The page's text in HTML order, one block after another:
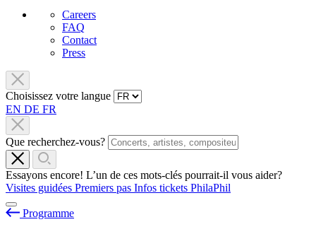
Careers
FAQ
Contact
Press
Choisissez votre langue
EN DE FR
Que recherchez-vous?
Essayons encore! L’un de ces mots-clés pourrait-il vous aider?
Visites guidées Premiers pas Infos tickets PhilaPhil
Programme